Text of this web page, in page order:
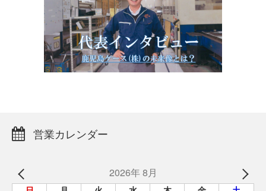
営業カレンダー
2026年 8月